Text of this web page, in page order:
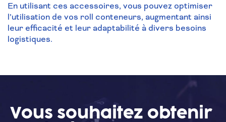
En utilisant ces accessoires, vous pouvez optimiser
l’utilisation de vos roll conteneurs, augmentant ainsi
leur efficacité et leur adaptabilité à divers besoins
logistiques.
Vous souhaitez obtenir